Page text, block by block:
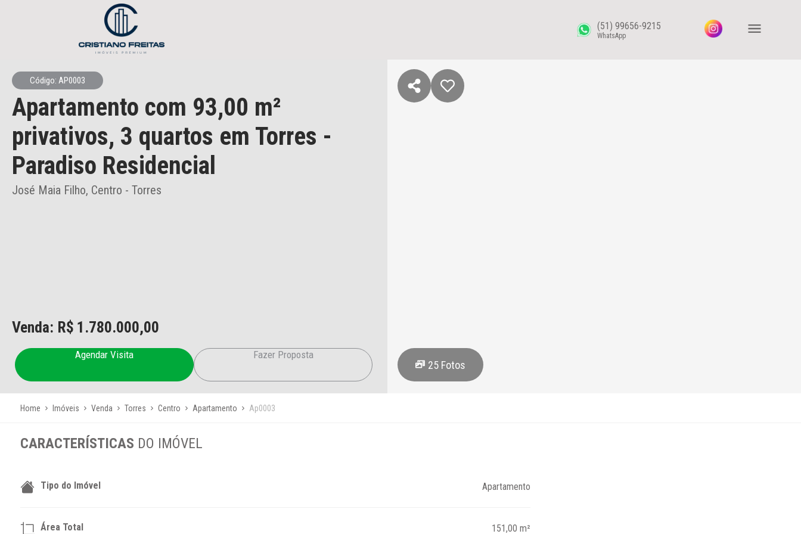
(51) 99656-9215
WhatsApp
Código: AP0003
Apartamento com 93,00 m²
privativos, 3 quartos em Torres -
Paradiso Residencial
José Maia Filho, Centro - Torres
Venda: R$ 1.780.000,00
Agendar Visita Fazer Proposta
25 Fotos
Home Imóveis Venda Torres Centro Apartamento Ap0003
CARACTERÍSTICAS DO IMÓVEL
Tipo do Imóvel Apartamento
Área Total 151,00 m²